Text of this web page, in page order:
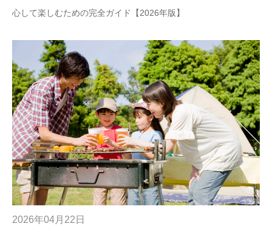
心して楽しむための完全ガイド【2026年版】
2026年04月22日